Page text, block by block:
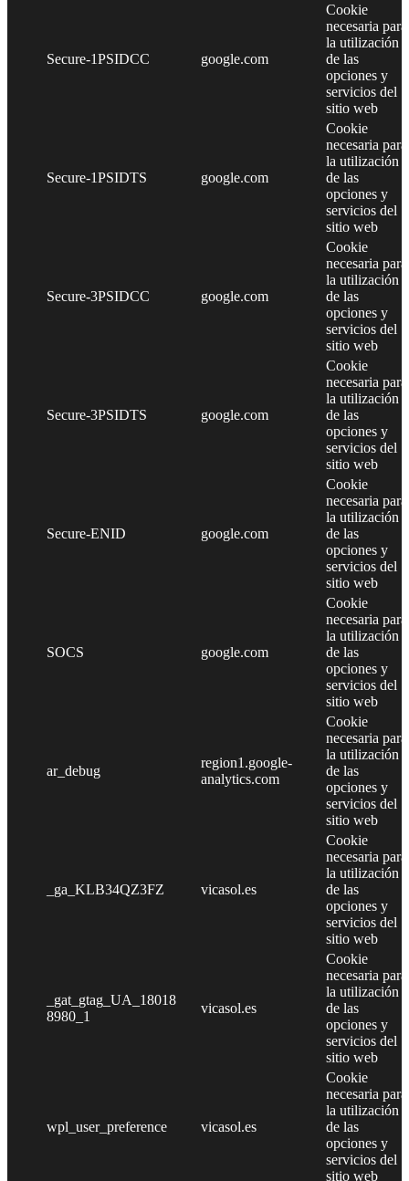
Secure-1PSIDCC google.com
Cookie
necesaria para
la utilización
de las
opciones y
servicios del
sitio web
Secure-1PSIDTS google.com
Cookie
necesaria para
la utilización
de las
opciones y
servicios del
sitio web
Secure-3PSIDCC google.com
Cookie
necesaria para
la utilización
de las
opciones y
servicios del
sitio web
Secure-3PSIDTS google.com
Cookie
necesaria para
la utilización
de las
opciones y
servicios del
sitio web
Secure-ENID google.com
Cookie
necesaria para
la utilización
de las
opciones y
servicios del
sitio web
SOCS google.com
Cookie
necesaria para
la utilización
de las
opciones y
servicios del
sitio web
ar_debug
region1.google-
analytics.com
Cookie
necesaria para
la utilización
de las
opciones y
servicios del
sitio web
_ga_KLB34QZ3FZ vicasol.es
Cookie
necesaria para
la utilización
de las
opciones y
servicios del
sitio web
_gat_gtag_UA_18018
8980_1
vicasol.es
Cookie
necesaria para
la utilización
de las
opciones y
servicios del
sitio web
wpl_user_preference vicasol.es
Cookie
necesaria para
la utilización
de las
opciones y
servicios del
sitio web